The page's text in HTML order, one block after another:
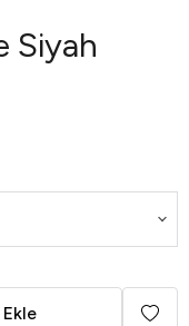
Siyah